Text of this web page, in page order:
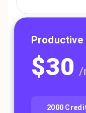
Productive
$30 /
2000